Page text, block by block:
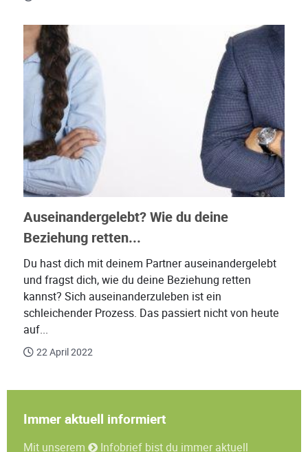
Auseinandergelebt? Wie du deine
Beziehung retten...
Du hast dich mit deinem Partner auseinandergelebt
und fragst dich, wie du deine Beziehung retten
kannst? Sich auseinanderzuleben ist ein
schleichender Prozess. Das passiert nicht von heute
auf...
22 April 2022
Immer aktuell informiert
Mit unserem Infobrief bist du immer aktuell